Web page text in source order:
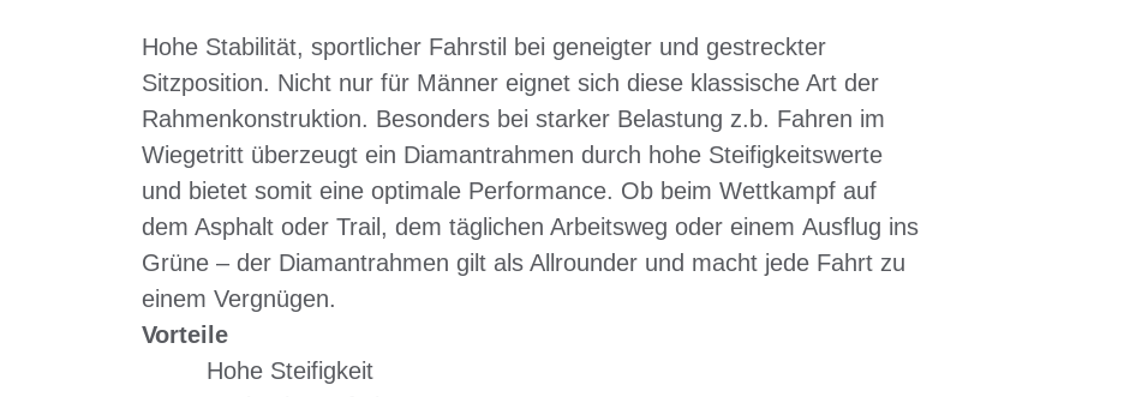
Hohe Stabilität, sportlicher Fahrstil bei geneigter und gestreckter
Sitzposition. Nicht nur für Männer eignet sich diese klassische Art der
Rahmenkonstruktion. Besonders bei starker Belastung z.b. Fahren im
Wiegetritt überzeugt ein Diamantrahmen durch hohe Steifigkeitswerte
und bietet somit eine optimale Performance. Ob beim Wettkampf auf
dem Asphalt oder Trail, dem täglichen Arbeitsweg oder einem Ausflug ins
Grüne – der Diamantrahmen gilt als Allrounder und macht jede Fahrt zu
einem Vergnügen.
Vorteile
Hohe Steifigkeit